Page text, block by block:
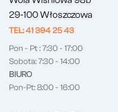
29-100 Włoszczowa
TEL: 41 394 25 43
Pon - Pt : 7:30 - 17:00
Sobota: 7:30 - 14:00
BIURO
Pon-Pt: 8:00 - 16:00